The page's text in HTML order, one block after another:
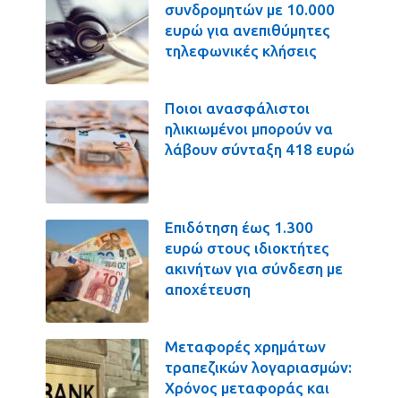
συνδρομητών με 10.000
ευρώ για ανεπιθύμητες
τηλεφωνικές κλήσεις
Ποιοι ανασφάλιστοι
ηλικιωμένοι μπορούν να
λάβουν σύνταξη 418 ευρώ
Επιδότηση έως 1.300
ευρώ στους ιδιοκτήτες
ακινήτων για σύνδεση με
αποχέτευση
Μεταφορές χρημάτων
τραπεζικών λογαριασμών:
Χρόνος μεταφοράς και